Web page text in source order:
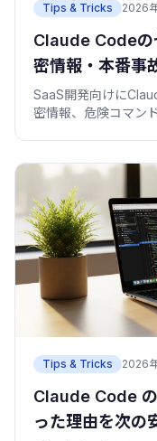
Tips & Tricks 2026
Claude Codeの
密情報・本番事
SaaS開発向けに
密情報、危険コマン
Tips & Tricks 2026
Claude Code
った理由を次の